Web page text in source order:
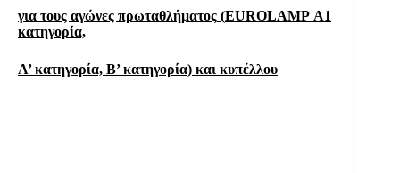
για τους αγώνες πρωταθλήματος (EUROLAMP Α1
κατηγορία,
Α’ κατηγορία, Β’ κατηγορία) και κυπέλλου